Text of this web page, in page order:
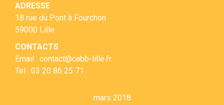
ADRESSE
18 rue du Pont à Fourchon
59000 Lille
CONTACTS
Email : contact@cabb-lille.fr
Tel : 03 20 86 25 71
mars 2018